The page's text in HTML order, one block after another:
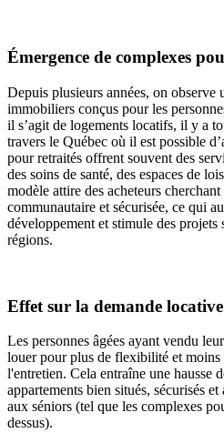
Émergence de complexes
Depuis plusieurs années, on observe
immobiliers conçus pour les
il s’agit de logements locatifs, il y a
travers le Québec où il est possible
pour retraités offrent souvent des
des soins de santé, des espaces de
modèle attire des acheteurs
communautaire et sécurisée, ce qui
développement et stimule des
régions.
Effet sur la demande locative
Les personnes âgées ayant vendu
louer pour plus de flexibilité et moins
l'entretien. Cela entraîne une hausse
appartements bien situés, sécurisés
aux séniors (tel que les complexes
dessus).